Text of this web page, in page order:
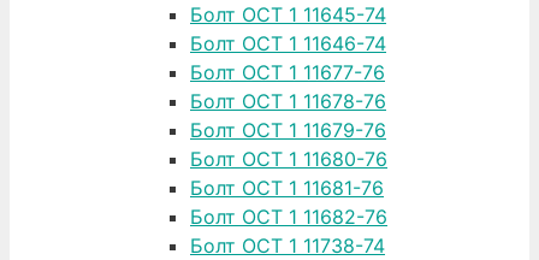
Болт ОСТ 1 11645-74
Болт ОСТ 1 11646-74
Болт ОСТ 1 11677-76
Болт ОСТ 1 11678-76
Болт ОСТ 1 11679-76
Болт ОСТ 1 11680-76
Болт ОСТ 1 11681-76
Болт ОСТ 1 11682-76
Болт ОСТ 1 11738-74